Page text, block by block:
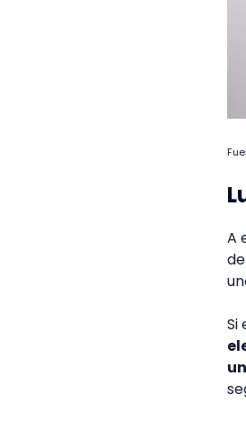
A
Si